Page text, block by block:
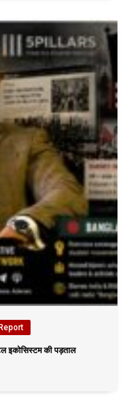
इकोसिस्टम की पड़ताल